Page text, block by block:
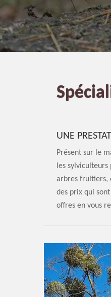
UNE
Présent sur le
les
arbres fruitiers,
des prix qui
offres en vous